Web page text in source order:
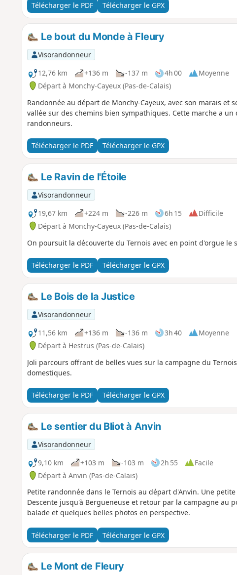
Télécharger le PDF Télécharger le GPX
Le bout du Monde à Fleury
Visorandonneur
12,76 km
+136 m -137 m 4h 00
Moyenne
Départ à Monchy-Cayeux (Pas-de-Calais)
Randonnée au départ de Monchy-Cayeux, avec son marais
vallée sur des chemins bien sympathiques. Cette marche a
randonneurs.
Télécharger le PDF Télécharger le GPX
Le Ravin de l'Étoile
Visorandonneur
19,67 km
+224 m -226 m 6h 15
Difficile
Départ à Monchy-Cayeux (Pas-de-Calais)
On poursuit la découverte du Ternois avec en point d'orgue le
Télécharger le PDF Télécharger le GPX
Le Bois de la Justice
Visorandonneur
11,56 km
+136 m -136 m 3h 40
Moyenne
Départ à Hestrus (Pas-de-Calais)
Joli parcours offrant de belles vues sur la campagne du
domestiques.
Télécharger le PDF Télécharger le GPX
Le sentier du Bliot à Anvin
Visorandonneur
9,10 km
+103 m -103 m 2h 55
Facile
Départ à Anvin (Pas-de-Calais)
Petite randonnée dans le Ternois au départ d'Anvin. Une
Descente jusqu'à Bergueneuse et retour par la campagne au
balade et quelques belles photos en perspective.
Télécharger le PDF Télécharger le GPX
Le Mont de Fleury